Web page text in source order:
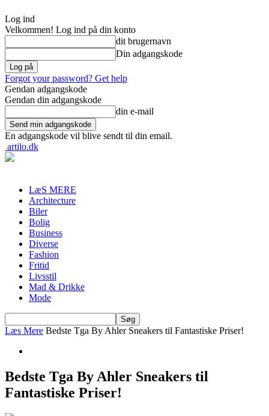
Log ind
Velkommen! Log ind på din konto
dit brugernavn
Din adgangskode
Forgot your password? Get help
Gendan adgangskode
Gendan din adgangskode
din e-mail
En adgangskode vil blive sendt til din email.
artilo.dk
LæS MERE
Architecture
Biler
Bolig
Business
Diverse
Fashion
Fritid
Livsstil
Mad & Drikke
Mode
Læs Mere Bedste Tga By Ahler Sneakers til Fantastiske Priser!
Bedste Tga By Ahler Sneakers til
Fantastiske Priser!